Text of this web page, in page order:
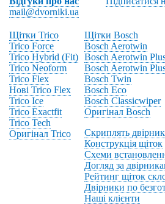
mail@dvorniki.ua
Щітки Trico
Trico Force
Trico Hybrid (Fit)
Trico Neoform
Trico Flex
Нові Trico Flex
Trico Ice
Trico Exactfit
Trico Tech
Оригінал Trico
Щітки Bosch
Bosch Aerotwin
Bosch Aerotwin
Bosch Aerotwin
Bosch Twin
Bosch Eco
Bosch Classicwiper
Оригінал Bosch
Скриплять
Конструкція щіток
Схеми
Догляд за
Рейтинг щіток
Двірники по
Наші клієнти